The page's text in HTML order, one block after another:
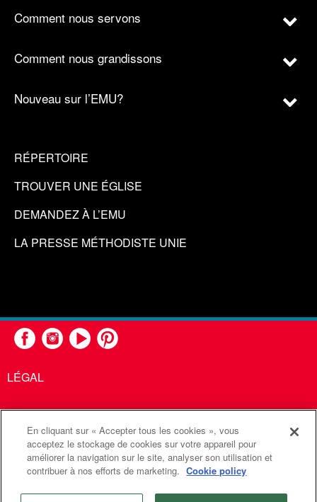
Comment nous servons
Comment nous grandissons
Nouveau sur l’EMU?
RÉPERTOIRE
TROUVER UNE ÉGLISE
DEMANDEZ À L’EMU
LA PRESSE MÉTHODISTE UNIE
LÉGAL
United Methodist Communications est une agence de l'Église
Méthodiste Unie
Communications Méthodistes Unies. Tous droits
réservés
En cliquant sur « Accepter tous les cookies », vous
acceptez le stockage de cookies sur votre appareil pour
améliorer la navigation sur le site, analyser son utilisation et
contribuer à nos efforts de marketing. Cookie policy